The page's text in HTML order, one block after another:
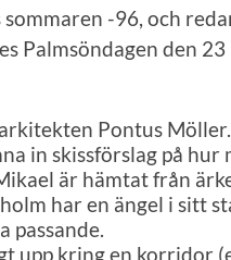
-96, och
Palmsöndagen den
Pontus
in skissförslag på hur
är hämtat från
har en ängel i sitt
passande.
upp kring en korridor